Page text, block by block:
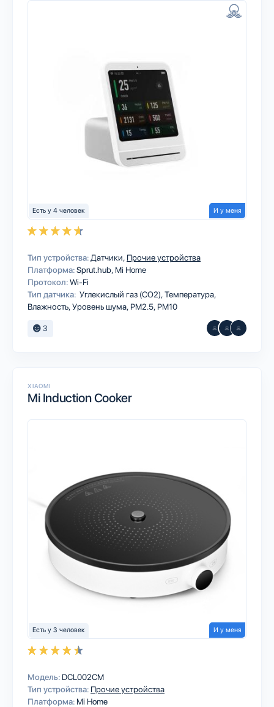
Есть у 4 человек И у меня
Тип устройства: Датчики Прочие устройства
Платформа:Sprut.hub Mi Home
Протокол:Wi-Fi
Тип датчика: Углекислый газ (CO2), Температура,
Влажность, Уровень шума, PM2.5, PM10
3
XIAOMI
Mi Induction Cooker
Есть у 3 человек И у меня
Модель: DCL002CM
Тип устройства: Прочие устройства
Платформа: Mi Home